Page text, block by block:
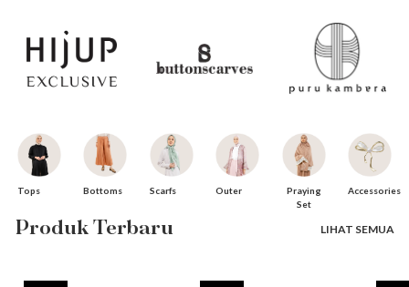
Tops Bottoms Scarfs Outer
Praying
Set
Accessories
Produk Terbaru LIHAT SEMUA